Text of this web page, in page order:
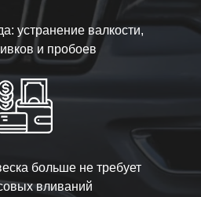
устранение валкости,
и пробоев
больше не требует
вливаний